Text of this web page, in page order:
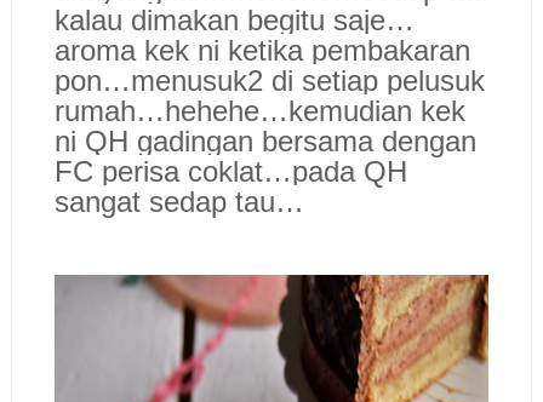
kalau dimakan begitu saje…
aroma kek ni ketika pembakaran
pon…menusuk2 di setiap pelusuk
rumah…hehehe…kemudian kek
ni QH gadingan bersama dengan
FC perisa coklat…pada QH
sangat sedap tau…